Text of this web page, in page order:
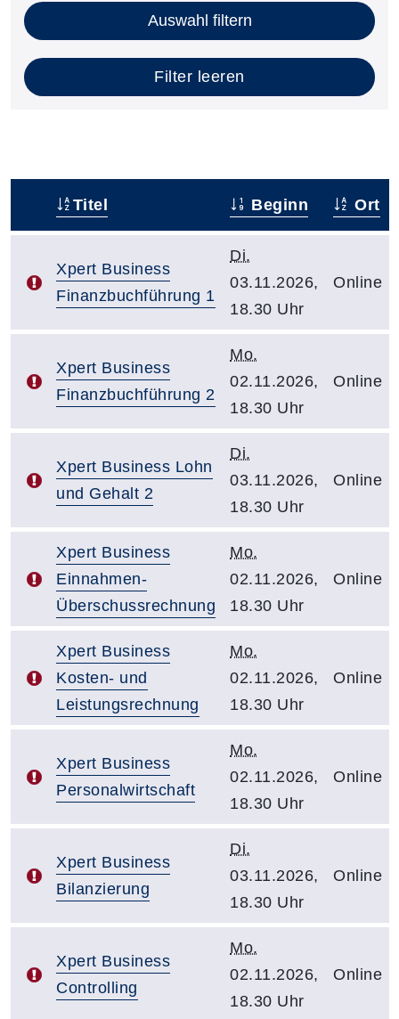
Auswahl filtern
Filter leeren
Titel Beginn Ort
Xpert Business
Finanzbuchführung 1
Di.
03.11.2026,
18.30 Uhr
Online
Xpert Business
Finanzbuchführung 2
Mo.
02.11.2026,
18.30 Uhr
Online
Xpert Business Lohn
und Gehalt 2
Di.
03.11.2026,
18.30 Uhr
Online
Xpert Business
Einnahmen-
Überschussrechnung
Mo.
02.11.2026,
18.30 Uhr
Online
Xpert Business
Kosten- und
Leistungsrechnung
Mo.
02.11.2026,
18.30 Uhr
Online
Xpert Business
Personalwirtschaft
Mo.
02.11.2026,
18.30 Uhr
Online
Xpert Business
Bilanzierung
Di.
03.11.2026,
18.30 Uhr
Online
Xpert Business
Controlling
Mo.
02.11.2026,
18.30 Uhr
Online